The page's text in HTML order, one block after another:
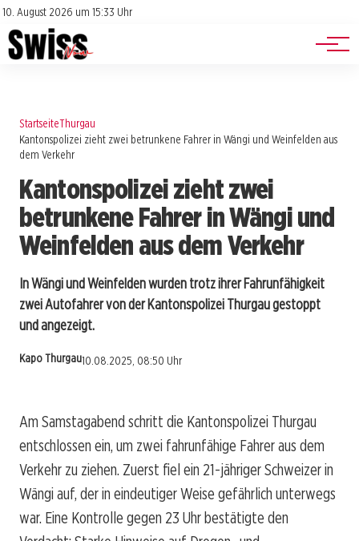
10. August 2026 um 15:33 Uhr
Impressum
Datenschutz
Jobs
Events
StartseiteThurgau
Kantonspolizei zieht zwei betrunkene Fahrer in Wängi und Weinfelden aus
dem Verkehr
Kantonspolizei zieht zwei
betrunkene Fahrer in Wängi und
Weinfelden aus dem Verkehr
In Wängi und Weinfelden wurden trotz ihrer Fahrunfähigkeit
zwei Autofahrer von der Kantonspolizei Thurgau gestoppt
und angezeigt.
Kapo Thurgau10.08.2025, 08:50 Uhr
Am Samstagabend schritt die Kantonspolizei Thurgau
entschlossen ein, um zwei fahrunfähige Fahrer aus dem
Verkehr zu ziehen. Zuerst fiel ein 21-jähriger Schweizer in
Wängi auf, der in eindeutiger Weise gefährlich unterwegs
war. Eine Kontrolle gegen 23 Uhr bestätigte den